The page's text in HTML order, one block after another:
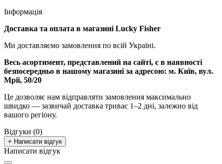
Інформація
Доставка та оплата в магазині Lucky Fisher
Ми доставляємо замовлення по всій Україні.
Весь асортимент, представлений на сайті, є в наявності
безпосередньо в нашому магазині за адресою: м. Київ, вул.
Мрії, 50/20
Це дозволяє нам відправляти замовлення максимально
швидко — зазвичай доставка триває 1–2 дні, залежно від
вашого регіону.
Відгуки (0)
+ Написати відгук
Написати відгук